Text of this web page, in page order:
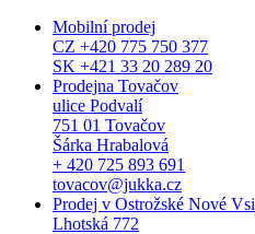
Mobilní prodej
CZ +420 775 750 377
SK +421 33 20 289 20
Prodejna Tovačov
ulice Podvalí
751 01 Tovačov
Šárka Hrabalová
+ 420 725 893 691
tovacov@jukka.cz
Prodej v Ostrožské Nové Vsi
Lhotská 772